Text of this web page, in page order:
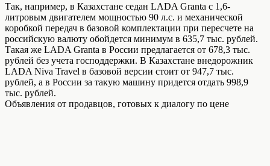
Так, например, в Казахстане седан LADA Granta с 1,6-
литровым двигателем мощностью 90 л.с. и механической
коробкой передач в базовой комплектации при пересчете на
российскую валюту обойдется минимум в 635,7 тыс. рублей.
Такая же LADA Granta в России предлагается от 678,3 тыс.
рублей без учета господдержки. В Казахстане внедорожник
LADA Niva Travel в базовой версии стоит от 947,7 тыс.
рублей, а в России за такую машину придется отдать 998,9
тыс. рублей.
Объявления от продавцов, готовых к диалогу по цене